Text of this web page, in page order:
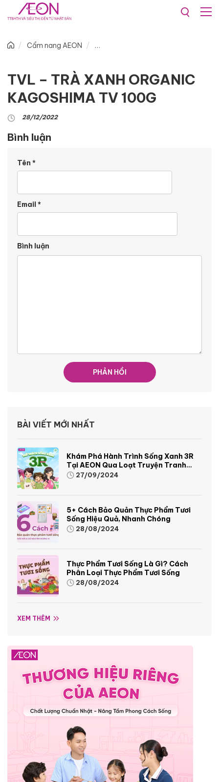
Cẩm nang AEON
TVL – TRÀ XANH ORGANIC
KAGOSHIMA TV 100G
28/12/2022
Bình luận
Tên *
Email*
Bình luận
BÀI VIẾT MỚI NHẤT
Khám Phá Hành Trình Sống Xanh 3R
Tại AEON Qua Loạt Truyện Tranh
Sinh Động Và Thú Vị
27/09/2024
5+ Cách Bảo Quản Thực Phẩm Tươi
Sống Hiệu Quả, Nhanh Chóng
28/08/2024
Thực Phẩm Tươi Sống Là Gì? Cách
Phân Loại Thực Phẩm Tươi Sống
28/08/2024
XEM THÊM